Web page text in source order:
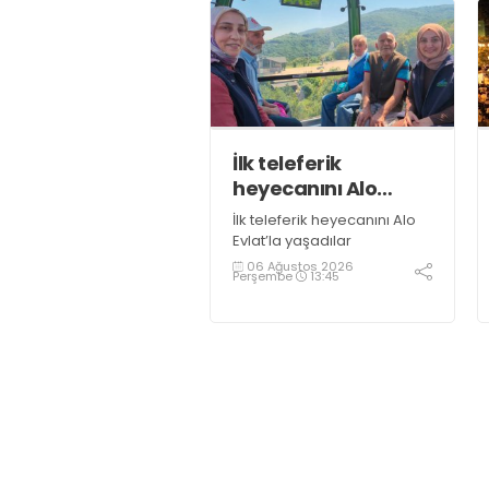
İlk teleferik
heyecanını Alo
Evlat’la yaşadılar
İlk teleferik heyecanını Alo
Evlat’la yaşadılar
06 Ağustos 2026
Perşembe 13:45